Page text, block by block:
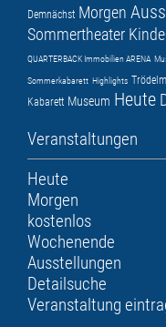
Demnächst Morgen
Sommertheater
QUARTERBACK Immobilien ARENA
Sommerkabarett Highlights
Kabarett Museum Heute
Veranstaltungen
Heute
Morgen
kostenlos
Wochenende
Ausstellungen
Detailsuche
Veranstaltung